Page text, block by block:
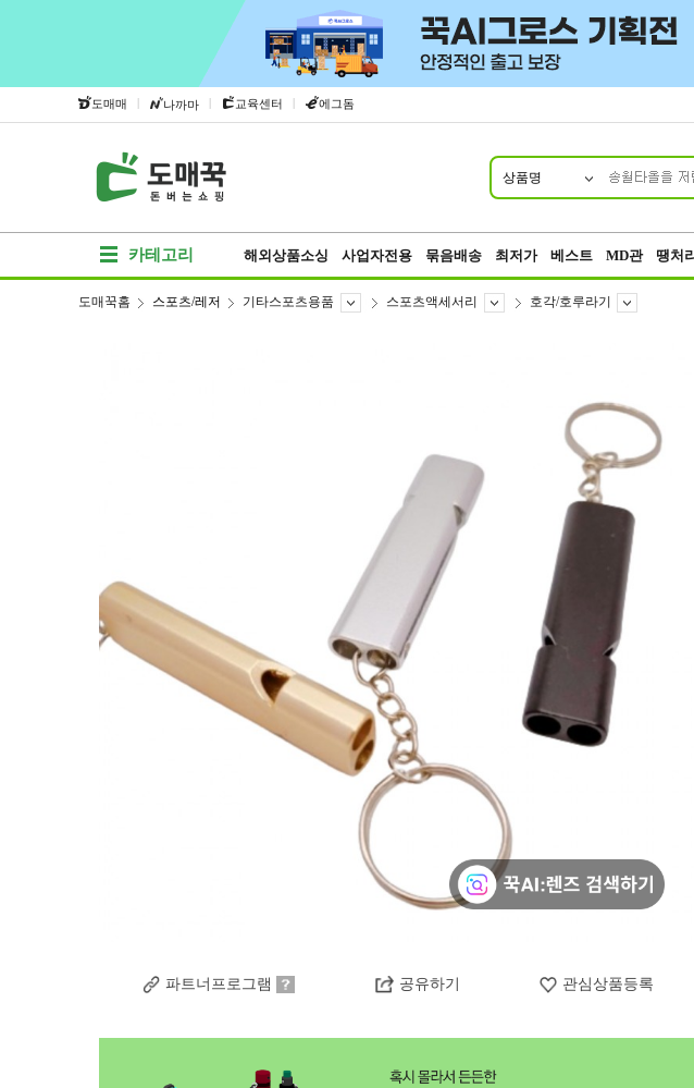
도매매 | 나까마 | 교육센터 | 에그돔
상품명
카테고리 해외상품소싱 사업자전용 묶음배송 최저가 베스트 MD관 땡처리
도매꾹홈 스포츠/레저 기타스포츠용품 스포츠액세서리 호각/호루라기
파트너프로그램 공유하기 관심상품등록